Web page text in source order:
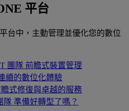
平台
台中，主動管理並優化您的數位
團隊 前瞻式裝置管理
續的數位化體驗
瞻式修復與卓越的服務
隊 準備好轉型了嗎？